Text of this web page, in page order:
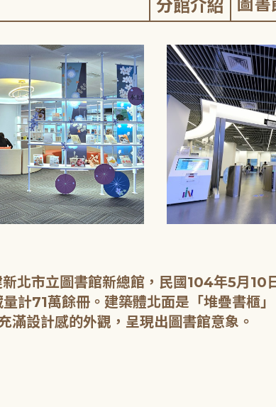
分館介紹
北市立圖書館新總館，民國104年5月10
計71萬餘冊。建築體北面是「堆疊書櫃
滿設計感的外觀，呈現出圖書館意象。